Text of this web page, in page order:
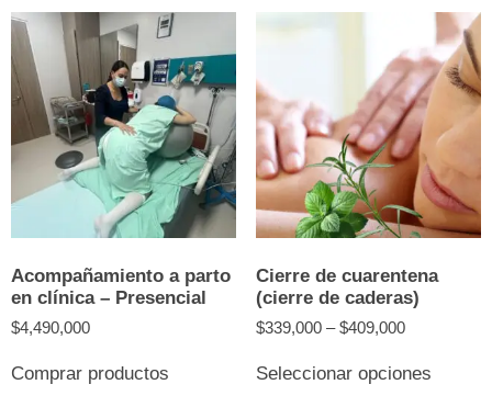
Acompañamiento a parto
en clínica – Presencial
$4,490,000
Comprar productos
Cierre de cuarentena
(cierre de caderas)
$339,000–$409,000
Seleccionar opciones